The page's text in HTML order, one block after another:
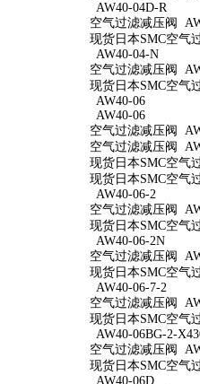
AW40-04D-R
空气过滤减压阀
现货日本SMC空气
AW40-04-N
空气过滤减压阀
现货日本SMC空气
AW40-06
AW40-06
空气过滤减压阀
空气过滤减压阀
现货日本SMC空气
现货日本SMC空气
AW40-06-2
空气过滤减压阀
现货日本SMC空气
AW40-06-2N
空气过滤减压阀
现货日本SMC空气
AW40-06-7-2
空气过滤减压阀
现货日本SMC空气
AW40-06BG-2-
空气过滤减压阀
现货日本SMC空气
AW40-06D